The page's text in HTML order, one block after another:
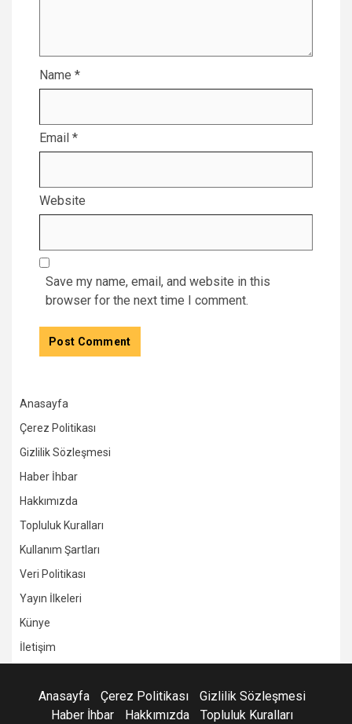
Name *
Email *
Website
Save my name, email, and website in this
browser for the next time I comment.
Anasayfa
Çerez Politikası
Gizlilik Sözleşmesi
Haber İhbar
Hakkımızda
Topluluk Kuralları
Kullanım Şartları
Veri Politikası
Yayın İlkeleri
Künye
İletişim
Anasayfa Çerez Politikası
Gizlilik Sözleşmesi
Haber İhbar
Hakkımızda Topluluk Kuralları